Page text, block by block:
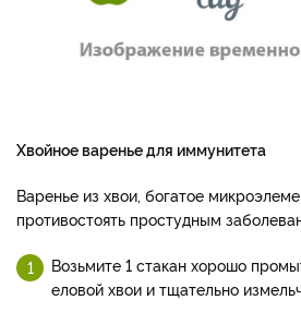
Хвойное варенье для иммунитета
Варенье из хвои, богатое
противостоять простудным
Возьмите 1 стакан хорошо
еловой хвои и тщательно